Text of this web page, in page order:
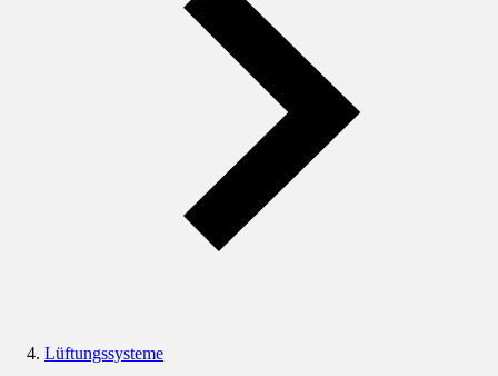
Lüftungssysteme